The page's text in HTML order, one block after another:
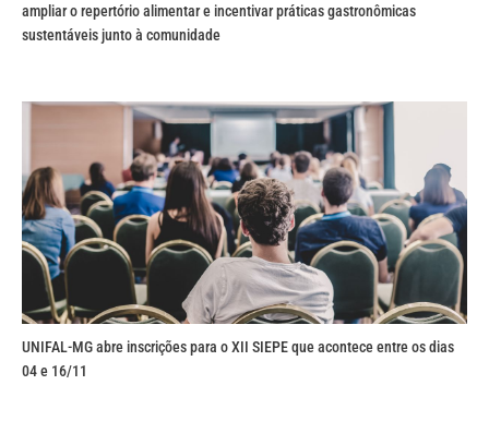
ampliar o repertório alimentar e incentivar práticas gastronômicas
sustentáveis junto à comunidade
UNIFAL-MG abre inscrições para o XII SIEPE que acontece entre os dias
04 e 16/11